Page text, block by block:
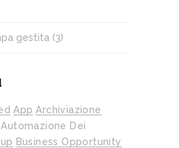
gestita (3)
App Archiviazione
Automazione Dei
Business Opportunity